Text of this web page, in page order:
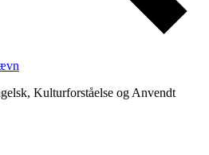
Kulturforståelse og Anvendt